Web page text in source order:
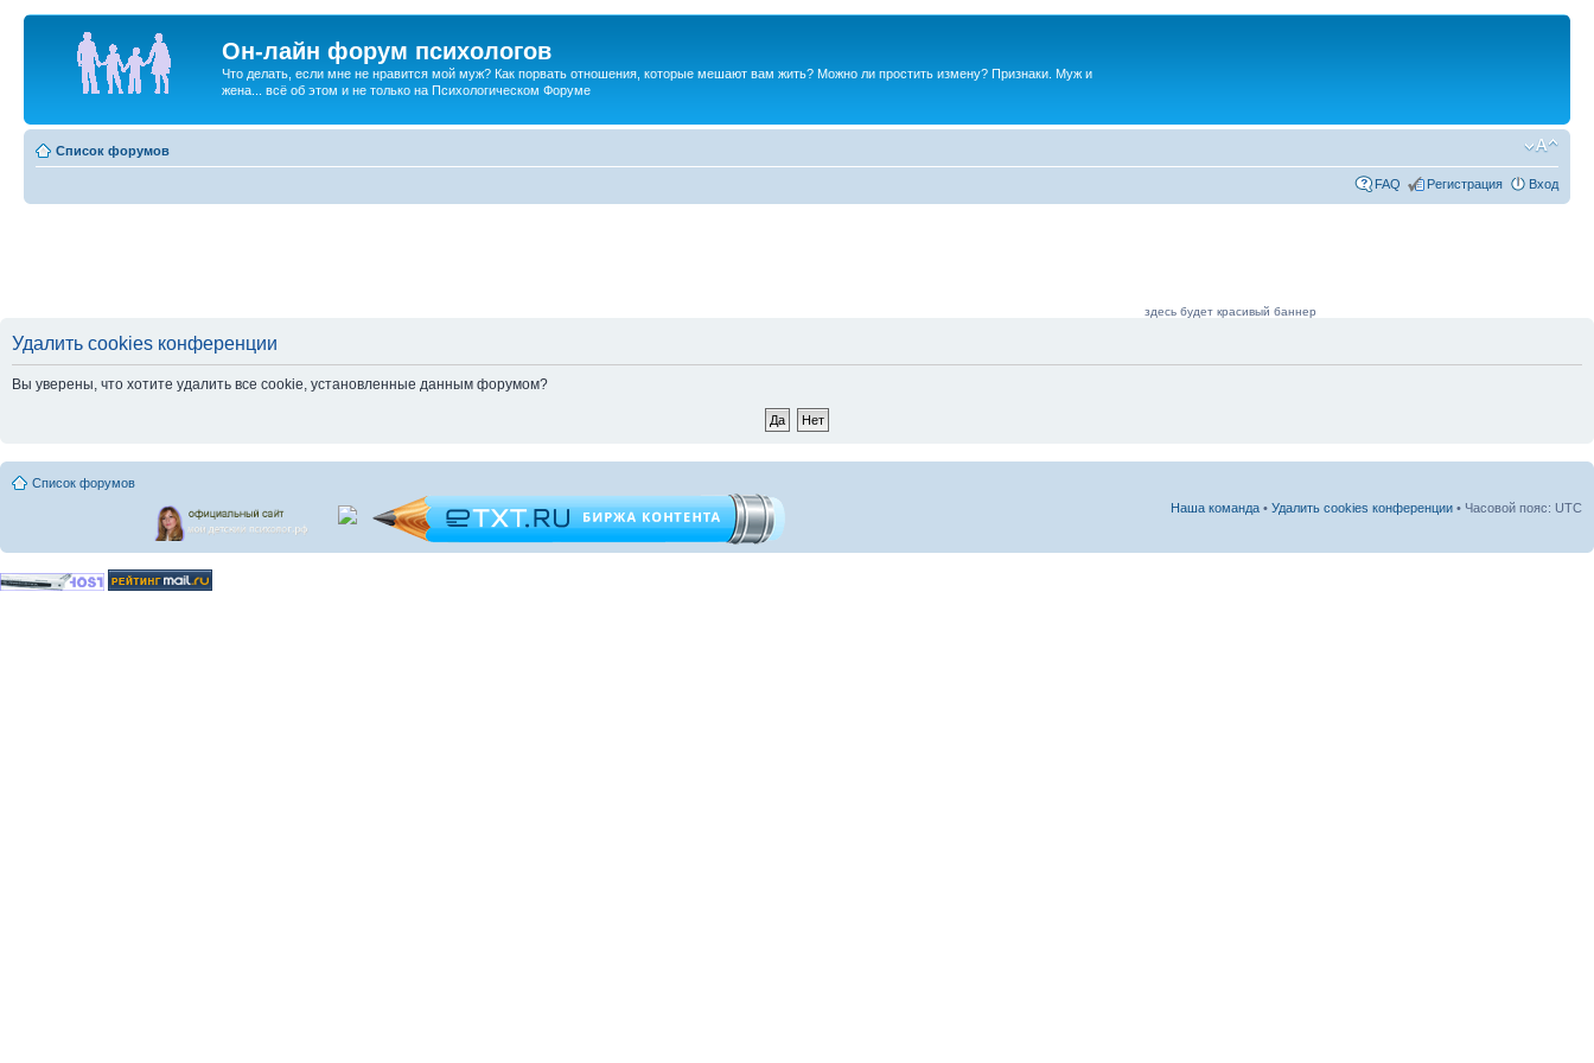
Он-лайн форум психологов
Что делать, если мне не нравится мой муж? Как порвать отношения, которые мешают вам жить? Можно ли простить измену? Признаки. Муж и
жена... всё об этом и не только на Психологическом Форуме
Список форумов
FAQ Регистрация Вход
здесь будет красивый баннер
Удалить cookies конференции
Вы уверены, что хотите удалить все cookie, установленные данным форумом?
Список форумов
Наша команда • Удалить cookies конференции • Часовой пояс: UTC